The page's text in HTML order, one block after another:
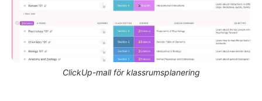
ClickUp-mall för klassrumsplanering